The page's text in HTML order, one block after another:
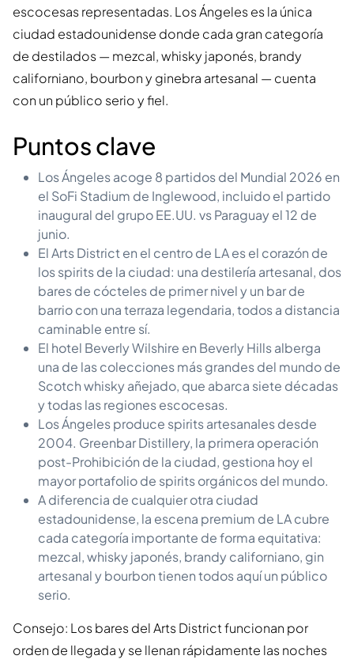
escocesas representadas. Los Ángeles es la única
ciudad estadounidense donde cada gran categoría
de destilados — mezcal, whisky japonés, brandy
californiano, bourbon y ginebra artesanal — cuenta
con un público serio y fiel.
Puntos clave
Los Ángeles acoge 8 partidos del Mundial 2026 en
el SoFi Stadium de Inglewood, incluido el partido
inaugural del grupo EE.UU. vs Paraguay el 12 de
junio.
El Arts District en el centro de LA es el corazón de
los spirits de la ciudad: una destilería artesanal, dos
bares de cócteles de primer nivel y un bar de
barrio con una terraza legendaria, todos a distancia
caminable entre sí.
El hotel Beverly Wilshire en Beverly Hills alberga
una de las colecciones más grandes del mundo de
Scotch whisky añejado, que abarca siete décadas
y todas las regiones escocesas.
Los Ángeles produce spirits artesanales desde
2004. Greenbar Distillery, la primera operación
post-Prohibición de la ciudad, gestiona hoy el
mayor portafolio de spirits orgánicos del mundo.
A diferencia de cualquier otra ciudad
estadounidense, la escena premium de LA cubre
cada categoría importante de forma equitativa:
mezcal, whisky japonés, brandy californiano, gin
artesanal y bourbon tienen todos aquí un público
serio.
Consejo: Los bares del Arts District funcionan por
orden de llegada y se llenan rápidamente las noches